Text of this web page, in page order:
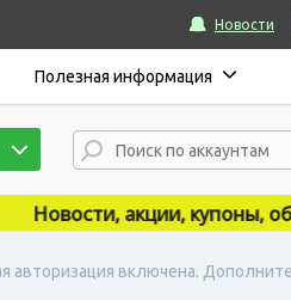
Новости
Полезная информация
Новости, акции, купоны,
авторизация включена.